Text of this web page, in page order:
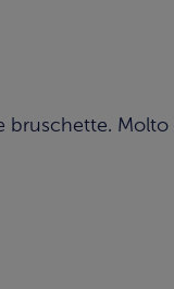
bruschette. Molto